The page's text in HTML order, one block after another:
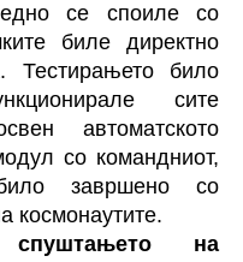
се споиле со
биле директно
Тестирањето било
сите
автоматското
со командниот,
завршено со
космонаутите.
спуштањето на